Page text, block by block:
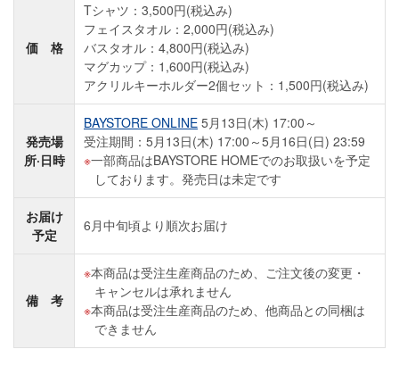
価 格
Tシャツ：3,500円(税込み)
フェイスタオル：2,000円(税込み)
バスタオル：4,800円(税込み)
マグカップ：1,600円(税込み)
アクリルキーホルダー2個セット：1,500円(税込み)
発売場
所·日時
BAYSTORE ONLINE 5月13日(木) 17:00～
受注期間：5月13日(木) 17:00～5月16日(日) 23:59
一部商品はBAYSTORE HOMEでのお取扱いを予定
しております。発売日は未定です
お届け
予定
6月中旬頃より順次お届け
備 考
本商品は受注生産商品のため、ご注文後の変更・
キャンセルは承れません
本商品は受注生産商品のため、他商品との同梱は
できません